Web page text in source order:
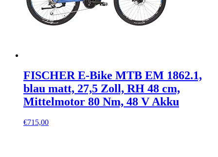
FISCHER E-Bike MTB EM 1862.1,
blau matt, 27,5 Zoll, RH 48 cm,
Mittelmotor 80 Nm, 48 V Akku
€715,00